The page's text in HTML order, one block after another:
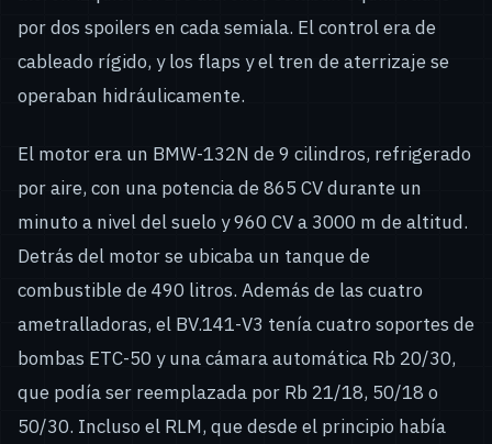
por dos spoilers en cada semiala. El control era de
cableado rígido, y los flaps y el tren de aterrizaje se
operaban hidráulicamente.
El motor era un BMW-132N de 9 cilindros, refrigerado
por aire, con una potencia de 865 CV durante un
minuto a nivel del suelo y 960 CV a 3000 m de altitud.
Detrás del motor se ubicaba un tanque de
combustible de 490 litros. Además de las cuatro
ametralladoras, el BV.141-V3 tenía cuatro soportes de
bombas ETC-50 y una cámara automática Rb 20/30,
que podía ser reemplazada por Rb 21/18, 50/18 o
50/30. Incluso el RLM, que desde el principio había